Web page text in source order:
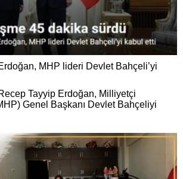
MHP lideri Devlet Bahçeli’yi
Tayyip Erdoğan, Milliyetçi
Genel Başkanı Devlet Bahçeliyi